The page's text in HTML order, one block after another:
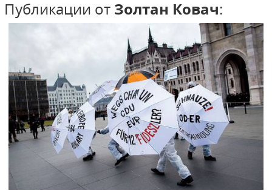
Публикации от Золтан Ковач: